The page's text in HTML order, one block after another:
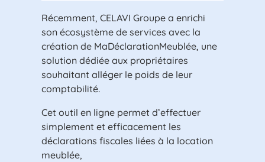
Récemment, CELAVI Groupe a enrichi
son écosystème de services avec la
création de MaDéclarationMeublée, une
solution dédiée aux propriétaires
souhaitant alléger le poids de leur
comptabilité.
Cet outil en ligne permet d’effectuer
simplement et efficacement les
déclarations fiscales liées à la location
meublée,